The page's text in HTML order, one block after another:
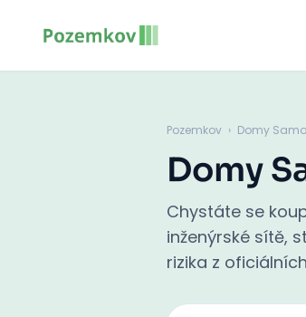
Pozemkov › Domy
Domy
Chystáte se
inženýrské sítě,
rizika z